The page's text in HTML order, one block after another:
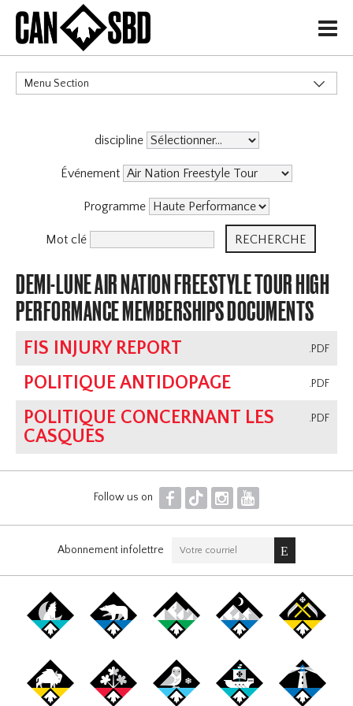
H
Menu Section
discipline
Événement
Programme
Mot clé
DEMI-LUNE AIR NATION FREESTYLE TOUR HIGH
PERFORMANCE MEMBERSHIPS DOCUMENTS
.PDF
FIS INJURY REPORT
.PDF
POLITIQUE ANTIDOPAGE
.PDF
POLITIQUE CONCERNANT LES
CASQUES
Follow us on F T I Y
Abonnement infolettre